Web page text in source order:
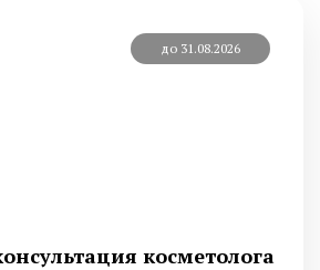
до 31.08.2026
косметолога